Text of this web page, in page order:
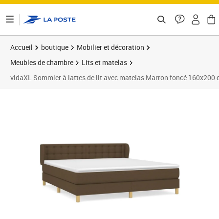
Accueil boutique
Mobilier et décoration
Meubles de chambre
Lits et matelas
vidaXL Sommier à lattes de lit avec matelas Marron foncé 160x200